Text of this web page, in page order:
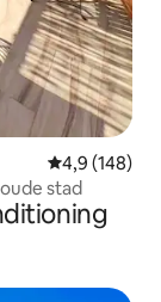
Gemiddelde
4,9 (148)
stad